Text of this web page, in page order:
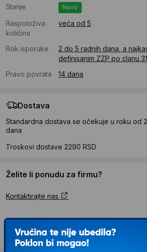
Stanje Novo
Raspoloživa
količina
veća od 5
Rok isporuke
2 do 5 radnih dana, a
definisanim ZZP po clanu
Pravo povrata
14 dana
Dostava
Standardna dostava se očekuje u roku od
dana
Troskovi dostave 2290 RSD
Želite li ponudu za firmu?
Kontaktirajte nas
Opis proizvoda CANDY RO
Mašina za sušenje veša